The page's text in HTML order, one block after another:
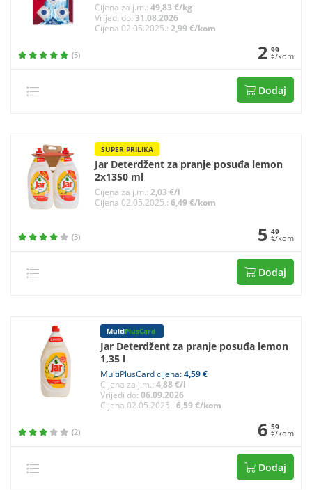
Cijena za j.m.: 49,83 €/kg
Vrijedi do: 31.08.2026
Cijena 02.05.2025.: 2,99 €/kom
(5) 2 99
€/kom
Dodaj
SUPER PRILIKA
Jar Deterdžent za pranje posuđa lemon
2x1350 ml
Cijena za j.m.: 2,03 €/l
Cijena 02.05.2025.: 6,49 €/kom
(3) 5 49
€/kom
Dodaj
MultiPlusCard
Jar Deterdžent za pranje posuđa lemon
1,35 l
MultiPlusCard cijena:4,59 €
Cijena za j.m.: 4,88 €/l
Vrijedi do: 06.09.2026
Cijena 02.05.2025.: 6,59 €/kom
(2) 6 59
€/kom
Dodaj